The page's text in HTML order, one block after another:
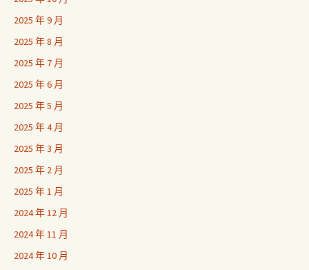
2025 年 9 月
2025 年 8 月
2025 年 7 月
2025 年 6 月
2025 年 5 月
2025 年 4 月
2025 年 3 月
2025 年 2 月
2025 年 1 月
2024 年 12 月
2024 年 11 月
2024 年 10 月